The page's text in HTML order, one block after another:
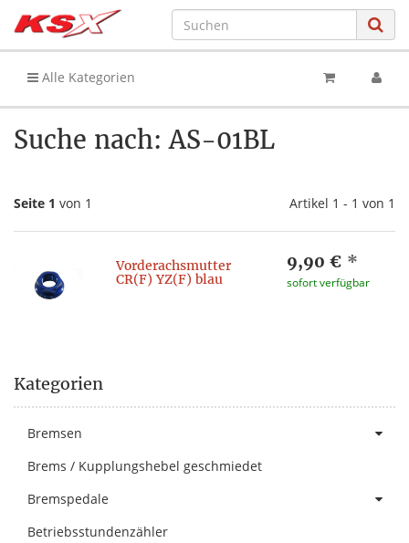
Alle Kategorien
Suche nach: AS-01BL
Seite 1 von 1 Artikel 1 - 1 von 1
Vorderachsmutter
CR(F) YZ(F) blau
9,90 € *
sofort verfügbar
Kategorien
Bremsen
Brems / Kupplungshebel geschmiedet
Bremspedale
Betriebsstundenzähler